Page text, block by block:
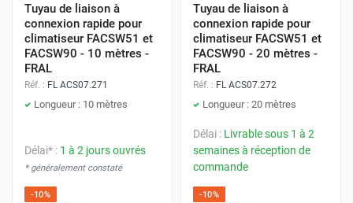
Tuyau de liaison à
connexion rapide pour
climatiseur FACSW51 et
FACSW90 - 10 mètres -
FRAL
Réf. : FL ACS07.271
Longueur : 10 mètres
Délai* : 1 à 2 jours ouvrés
* généralement constaté
-10%
Tuyau de liaison à
connexion rapide pour
climatiseur FACSW51 et
FACSW90 - 20 mètres -
FRAL
Réf. : FL ACS07.272
Longueur : 20 mètres
Délai : Livrable sous 1 à 2
semaines à réception de
commande
-10%